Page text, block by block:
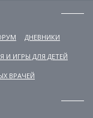
ДНЕВНИКИ
И ИГРЫ ДЛЯ ДЕТЕЙ
ВРАЧЕЙ